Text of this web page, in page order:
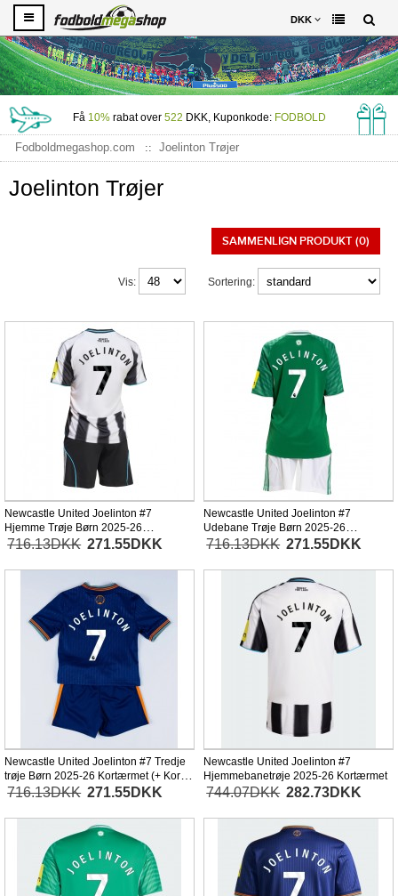
DKK
Få 10%rabat over 522 DKK, Kuponkode: FODBOLD
Fodboldmegashop.com Joelinton Trøjer
Joelinton Trøjer
SAMMENLIGN PRODUKT (0)
Sortering:
Vis:
Newcastle United Joelinton #7
Hjemme Trøje Børn 2025-26
Kortærmet (+ Korte bukser)
716.13DKK 271.55DKK
Newcastle United Joelinton #7
Udebane Trøje Børn 2025-26
Kortærmet (+ Korte bukser)
716.13DKK 271.55DKK
Newcastle United Joelinton #7 Tredje
trøje Børn 2025-26 Kortærmet (+ Korte
bukser)
716.13DKK 271.55DKK
Newcastle United Joelinton #7
Hjemmebanetrøje 2025-26 Kortærmet
744.07DKK 282.73DKK